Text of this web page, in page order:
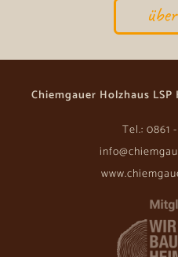
Chiemgauer Holzhaus
Tel.: 0861